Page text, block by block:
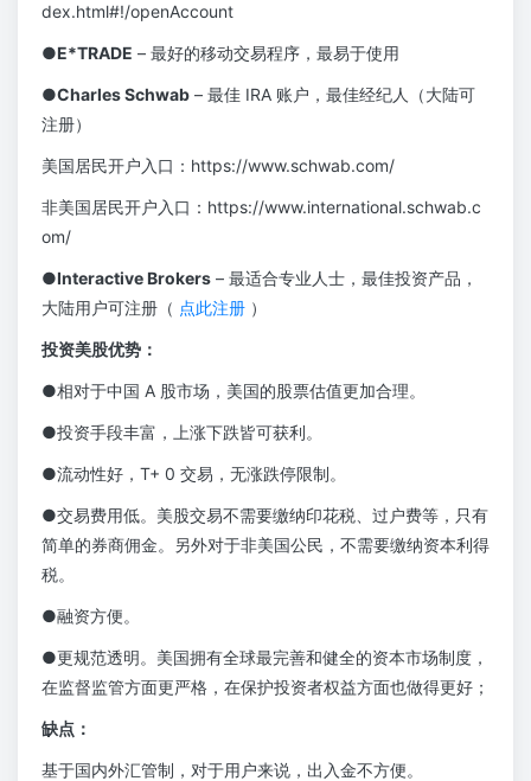
dex.html#!/openAccount
●E*TRADE – 最好的移动交易程序，最易于使用
●Charles Schwab – 最佳 IRA 账户，最佳经纪人（大陆可
注册）
美国居民开户入口：https://www.schwab.com/
非美国居民开户入口：https://www.international.schwab.c
om/
●Interactive Brokers – 最适合专业人士，最佳投资产品，
大陆用户可注册（ 点此注册 ）
投资美股优势：
●相对于中国 A 股市场，美国的股票估值更加合理。
●投资手段丰富，上涨下跌皆可获利。
●流动性好，T+ 0 交易，无涨跌停限制。
●交易费用低。美股交易不需要缴纳印花税、过户费等，只有
简单的券商佣金。另外对于非美国公民，不需要缴纳资本利得
税。
●融资方便。
●更规范透明。美国拥有全球最完善和健全的资本市场制度，
在监督监管方面更严格，在保护投资者权益方面也做得更好；
缺点：
基于国内外汇管制，对于用户来说，出入金不方便。